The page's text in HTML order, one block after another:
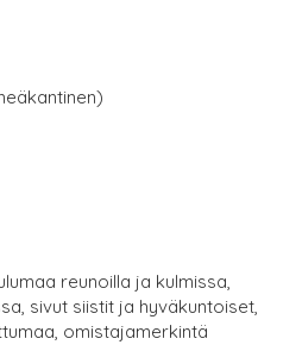
reunoilla ja kulmissa,
sivut siistit ja hyväkuntoiset,
omistajamerkintä